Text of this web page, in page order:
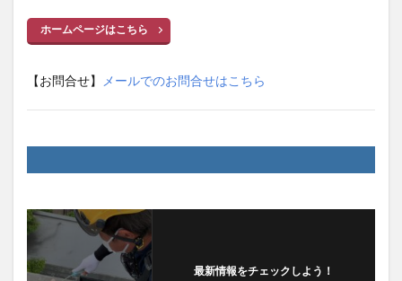
ホームページはこちら
【お問合せ】 メールでのお問合せはこちら
最新情報をチェックしよう！